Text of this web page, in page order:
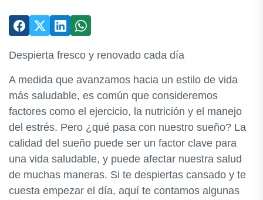
Despierta fresco y renovado cada día
A medida que avanzamos hacia un estilo de vida
más saludable, es común que consideremos
factores como el ejercicio, la nutrición y el manejo
del estrés. Pero ¿qué pasa con nuestro sueño? La
calidad del sueño puede ser un factor clave para
una vida saludable, y puede afectar nuestra salud
de muchas maneras. Si te despiertas cansado y te
cuesta empezar el día, aquí te contamos algunas